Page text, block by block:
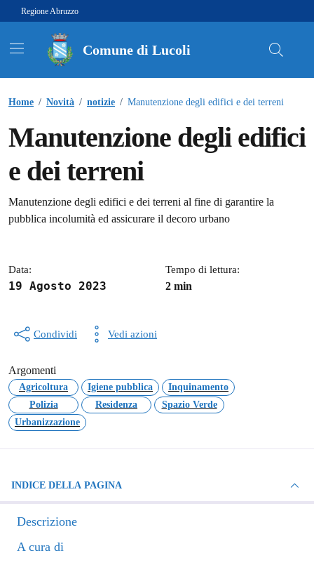
Vai ai contenuti
Vai al footer
Regione Abruzzo
Comune di Lucoli
Home / Novità / notizie / Manutenzione degli edifici e dei terreni
Manutenzione degli edifici
e dei terreni
Dettagli della notizia
Manutenzione degli edifici e dei terreni al fine di garantire la
pubblica incolumità ed assicurare il decoro urbano
Data:
19 Agosto 2023
Tempo di lettura:
2 min
Condividi Vedi azioni
Argomenti
Agricoltura Igiene pubblica
Inquinamento
Polizia
Residenza
Spazio Verde
Urbanizzazione
INDICE DELLA PAGINA
Descrizione
A cura di